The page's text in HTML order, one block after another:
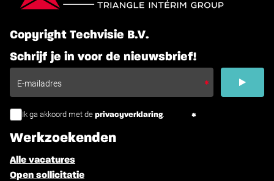
Copyright Techvisie B.V.
Schrijf je in voor de nieuwsbrief!
Ik ga akkoord met de privacyverklaring.
Werkzoekenden
Alle vacatures
Open sollicitatie